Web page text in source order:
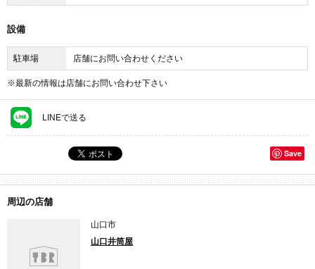
設備
駐車場 店舗にお問い合わせください
※最新の情報は店舗にお問い合わせ下さい
LINEで送る
Save
周辺の店舗
山口市
山口井筒屋